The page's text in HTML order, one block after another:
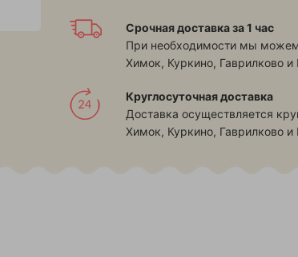
Срочная доставка за 1 час
При необходимости мы
Химок, Куркино, Гаврилково и
Круглосуточная доставка
Доставка осуществляется
Химок, Куркино, Гаврилково и